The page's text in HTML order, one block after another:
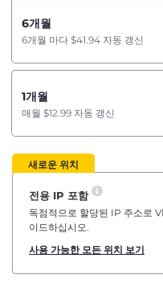
6개월
6개월 마다 $41.94 자동 갱신
1개월
매월 $12.99 자동 갱신
새로운 위치
전용 IP 포함
독점적으로 할당된 IP 주소로
이드하십시오.
사용 가능한 모든 위치 보기